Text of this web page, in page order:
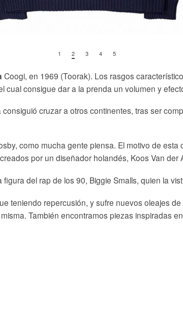
1 2 3 4 5
Coogi, en 1969 (Toorak). Los rasgos
cual consigue dar a la prenda un volumen y
cruzar a otros continentes, tras ser
como mucha gente piensa. El motivo de
por un diseñador holandés, Koos Van der
del rap de los 90, Biggie Smalls, quien la
teniendo repercusión, y sufre nuevos oleajes
También encontramos piezas inspiradas